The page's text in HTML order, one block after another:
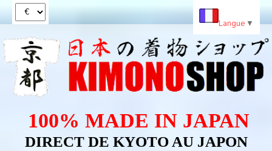
100% MADE IN JAPAN
DIRECT DE KYOTO AU JAPON
Langue ▼
Panneau de gestion des cookies